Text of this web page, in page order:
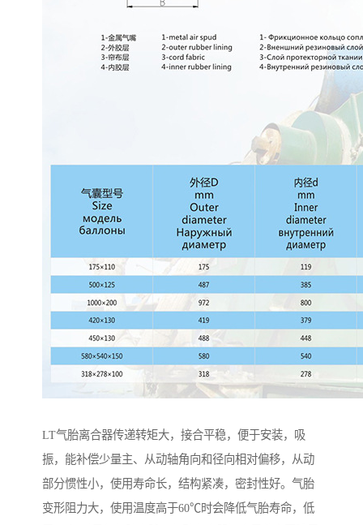
LT气胎离合器传递转矩大，接合平稳，便于安装，吸
振，能补偿少量主、从动轴角向和径向相对偏移，从动
部分惯性小，使用寿命长，结构紧凑，密封性好。气胎
变形阻力大，使用温度高于60℃时会降低气胎寿命，低